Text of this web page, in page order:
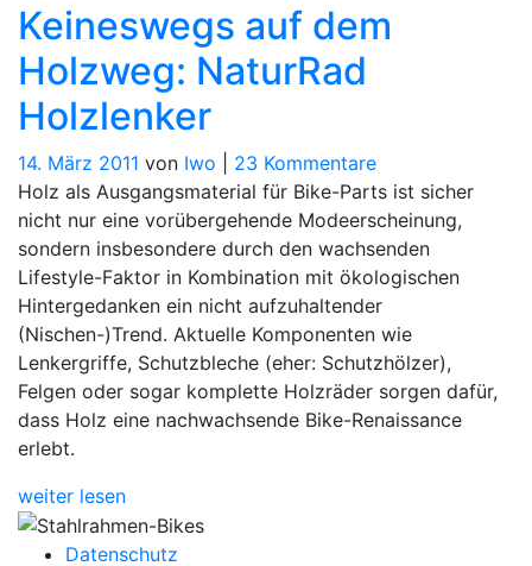
Keineswegs auf dem
Holzweg: NaturRad
Holzlenker
14. März 2011 von Iwo 23 Kommentarezu
Keineswegs
auf
dem
Holzweg:
NaturRad
Holzlenker
Holz als Ausgangsmaterial für Bike-Parts ist sicher
nicht nur eine vorübergehende Modeerscheinung,
sondern insbesondere durch den wachsenden
Lifestyle-Faktor in Kombination mit ökologischen
Hintergedanken ein nicht aufzuhaltender
(Nischen-)Trend. Aktuelle Komponenten wie
Lenkergriffe, Schutzbleche (eher: Schutzhölzer),
Felgen oder sogar komplette Holzräder sorgen dafür,
dass Holz eine nachwachsende Bike-Renaissance
erlebt.
weiter lesen
Datenschutz